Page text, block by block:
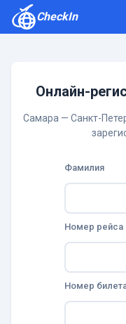
CheckIn
Онлайн-
Самара — Санкт-
Фамилия
Номер рейса
Номер